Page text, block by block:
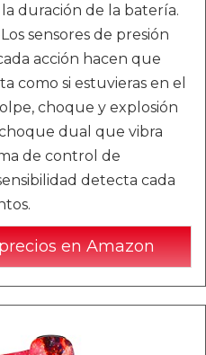
duración de la batería.
sensores de presión
acción hacen que
como si estuvieras en el
choque y explosión
dual que vibra
de control de
detecta cada
en Amazon